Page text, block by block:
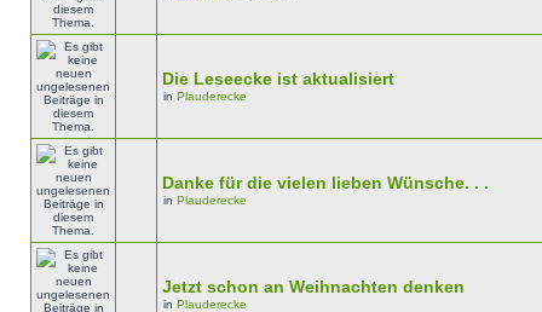
Die Leseecke ist aktualisiert
in Plauderecke
Danke für die vielen lieben Wünsche. . .
in Plauderecke
Jetzt schon an Weihnachten denken
in Plauderecke